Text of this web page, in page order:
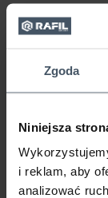
Zgoda
Niniejsza
i reklam, aby
analizować